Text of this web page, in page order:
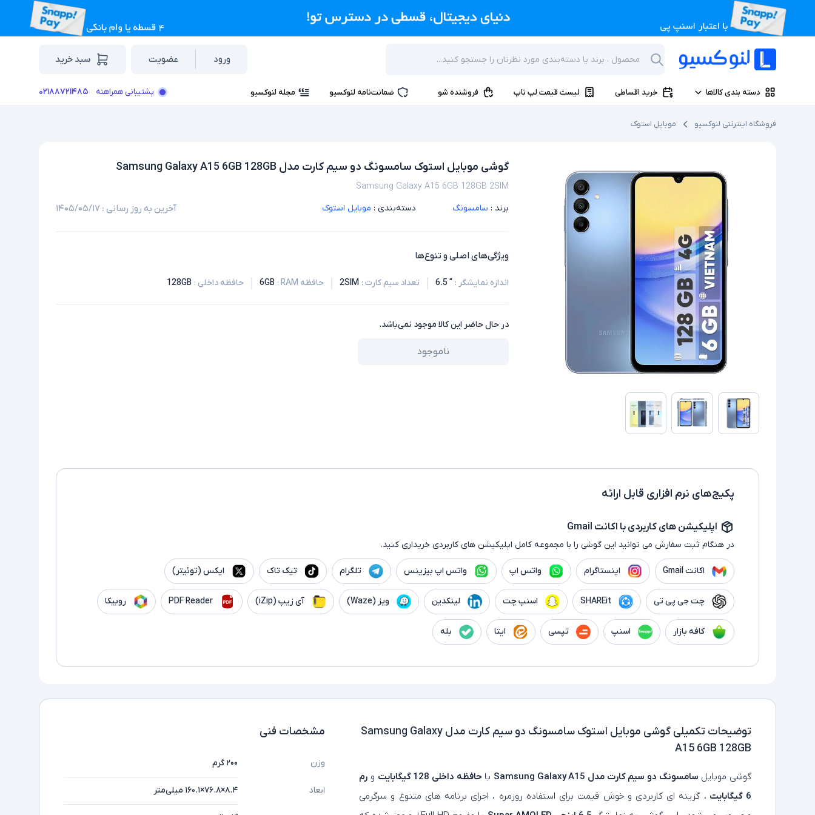
ورود عضویت سبد خرید
دسته بندی کالاها خرید اقساطی لیست قیمت لپ تاپ فروشنده شو ضمانت‌نامه لنوکسیو مجله لنوکسیو پشتیبانی همراهته ۰۲۱۸۸۷۲۱۴۸۵
فروشگاه اینترنتی لنوکسیو موبایل استوک
گوشی موبایل استوک سامسونگ دو سیم کارت مدل Samsung Galaxy A15 6GB 128GB
Samsung Galaxy A15 6GB 128GB 2SIM
برند : سامسونگ دسته‌بندی : موبایل استوک آخرین به روز رسانی : ۱۴۰۵/۰۵/۱۷
ویژگی‌های اصلی و تنوع‌ها
اندازه نمایشگر :
" 6.5 تعداد سیم کارت :
2SIM حافظه RAM :
6GB حافظه داخلی :
128GB
در حال حاضر این کالا موجود نمی‌باشد.
ناموجود
پکیج‌های نرم افزاری قابل ارائه
اپلیکیشن های کاربردی با اکانت Gmail
در هنگام ثبت سفارش می توانید این گوشی را با مجموعه کامل اپلیکیشن های کاربردی خریداری کنید.
اکانت Gmail اینستاگرام واتس اپ واتس اپ بیزینس تلگرام تیک تاک ایکس (توئیتر)
چت جی پی تی SHAREit اسنپ چت لینکدین ویز (Waze) آی زیپ (iZip) PDF Reader روبیکا
کافه بازار اسنپ تپسی ایتا بله
توضیحات تکمیلی
گوشی موبایل استوک سامسونگ دو سیم کارت مدل Samsung Galaxy
A15 6GB 128GB
گوشی موبایل سامسونگ دو سیم کارت مدل Samsung Galaxy A15 با حافظه داخلی 128 گیگابایت و رم
6 گیگابایت
، گزینه‌ ای کاربردی و خوش‌ قیمت برای استفاده روزمره ، اجرای برنامه‌ های متنوع و سرگرمی
مشخصات فنی
وزن ۲۰۰ گرم
ابعاد ۸.۴×۷۶.۸×۱۶۰.۱ میلی‌متر